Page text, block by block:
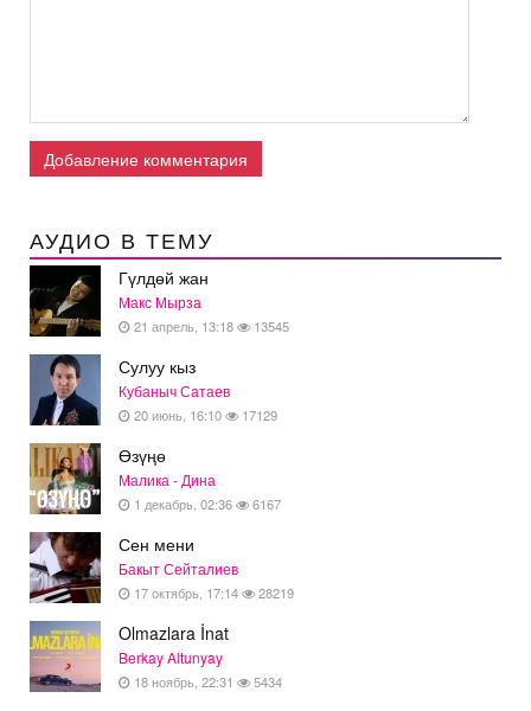
Добавление комментария
АУДИО В ТЕМУ
Гүлдөй жан
Макс Мырза
21 апрель, 13:18 13545
Сулуу кыз
Кубаныч Сатаев
20 июнь, 16:10 17129
Өзүңө
Малика - Дина
1 декабрь, 02:36 6167
Сен мени
Бакыт Сейталиев
17 октябрь, 17:14 28219
Olmazlara İnat
Berkay Altunyay
18 ноябрь, 22:31 5434